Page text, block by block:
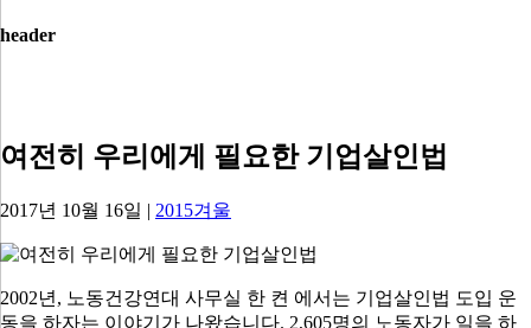
header
여전히 우리에게 필요한 기업살인법
2017년 10월 16일 | 2015겨울
2002년 , 노동건강연대 사무실 한 켠 에서는 기업살인법 도입 운
동을 하자는 이야기가 나왔습니다. 2,605명의 노동자가 일을 하